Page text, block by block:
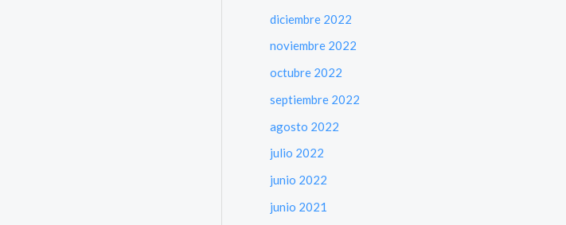
diciembre 2022
noviembre 2022
octubre 2022
septiembre 2022
agosto 2022
julio 2022
junio 2022
junio 2021